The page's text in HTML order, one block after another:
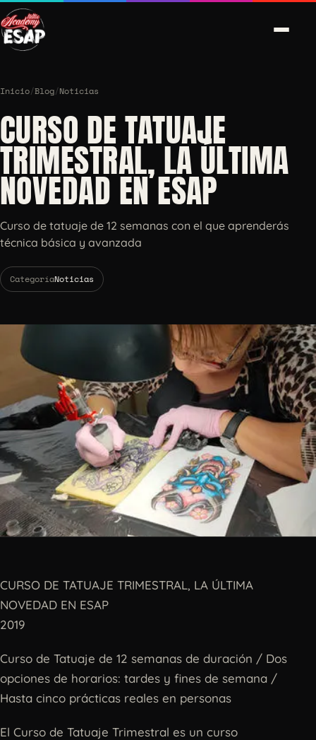
Inicio/Blog/Noticias
CURSO DE TATUAJE
TRIMESTRAL, LA ÚLTIMA
NOVEDAD EN ESAP
Curso de tatuaje de 12 semanas con el que aprenderás
técnica básica y avanzada
CategoríaNoticias
CURSO DE TATUAJE TRIMESTRAL, LA ÚLTIMA
NOVEDAD EN ESAP
2019
Curso de Tatuaje de 12 semanas de duración / Dos
opciones de horarios: tardes y fines de semana /
Hasta cinco prácticas reales en personas
El Curso de Tatuaje Trimestral es un curso